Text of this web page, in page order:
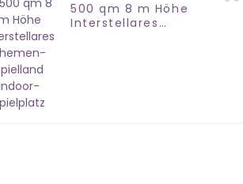
500 qm 8 m Höhe
Interstellares